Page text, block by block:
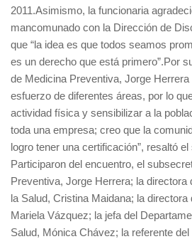
2011.Asimismo, la funcionaria
mancomunado con la Dirección de
que “la idea es que todos seamos
es un derecho que está primero”.Por
de Medicina Preventiva, Jorge Herrera
esfuerzo de diferentes áreas, por lo
actividad física y sensibilizar a la
toda una empresa; creo que la
logro tener una certificación”, resaltó
Participaron del encuentro, el
Preventiva, Jorge Herrera; la directora
la Salud, Cristina Maidana; la directora
Mariela Vázquez; la jefa del
Salud, Mónica Chávez; la referente